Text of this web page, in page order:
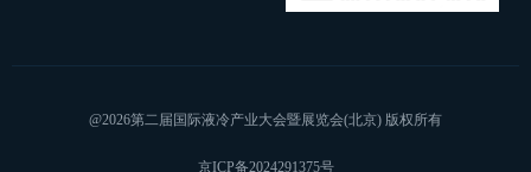
@2026第二届国际液冷产业大会暨展览会(北京) 版权所有
京ICP备2024291375号